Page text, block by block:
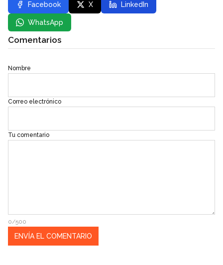
Facebook X LinkedIn
WhatsApp
Comentarios
Nombre
Correo electrónico
Tu comentario
0/500